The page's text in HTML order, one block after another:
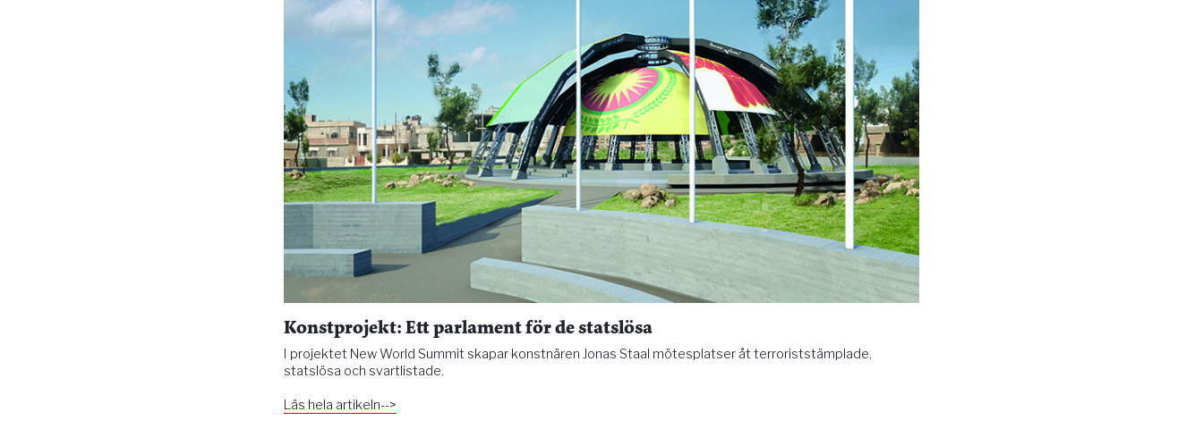
Konstprojekt: Ett parlament för de statslösa
I projektet New World Summit skapar konstnären Jonas Staal mötesplatser åt terroriststämplade,
statslösa och svartlistade.
Läs hela artikeln-->